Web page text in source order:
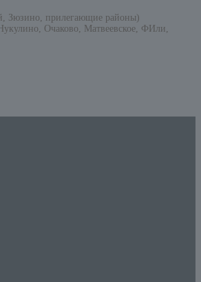
Зюзино, прилегающие районы)
Очаково, Матвеевское, ФИли,